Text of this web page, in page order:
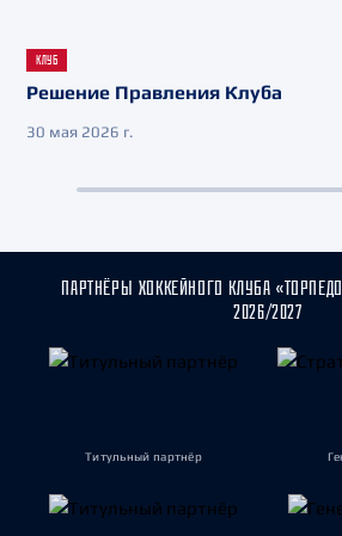
КЛУБ
Решение Правления Клуба
30 мая 2026 г.
ПАРТНЁРЫ ХОККЕЙНОГО КЛУБА
2026/2027
Титульный партнёр